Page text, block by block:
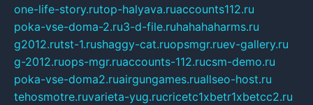
one-life-story.rutop-halyava.ruaccounts112.ru
poka-vse-doma-2.ru3-d-file.ruhahahaharms.ru
g2012.rutst-1.rushaggy-cat.ruopsmgr.ruev-gallery.ru
g-2012.ruops-mgr.ruaccounts-112.rucsm-demo.ru
poka-vse-doma2.ruairgungames.ruallseo-host.ru
tehosmotre.ruvarieta-yug.rucricetc1xbetr1xbetcc2.ru